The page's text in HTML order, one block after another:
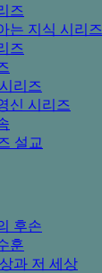
즈
는 지식 시리즈
즈
리즈
신 시리즈
설교
후손
훈
과 저 세상